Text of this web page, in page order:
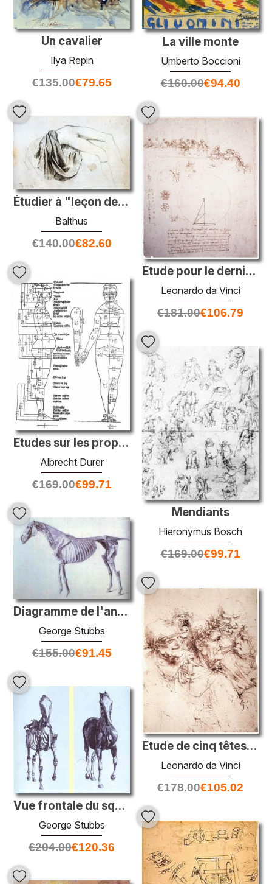
Un cavalier
Ilya Repin
€135.00€79.65
La ville monte
Umberto Boccioni
€160.00€94.40
Étudier à "leçon de guitare"
Balthus
€140.00€82.60
Étude pour le dernier souper
Leonardo da Vinci
€181.00€106.79
Études sur les proportions du corps féminin
Albrecht Durer
€169.00€99.71
Mendiants
Hieronymus Bosch
€169.00€99.71
Diagramme de l'anatomie du cheval
George Stubbs
€155.00€91.45
Étude de cinq têtes grotesques
Leonardo da Vinci
€178.00€105.02
Vue frontale du squelette d'un cheval, étude n ° 10 de «l'anatom
George Stubbs
€204.00€120.36